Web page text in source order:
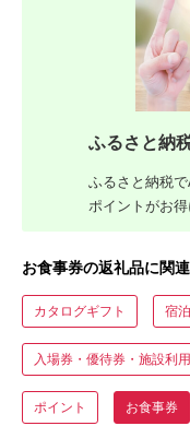
ふるさと納
ふるさと納税
ポイントがお
お食事券の返礼品に関
カタログギフト 宿
入場券・優待券・施設利
ポイント お食事券